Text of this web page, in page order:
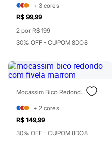
Pijamas
Moda praia
Personagens
Plus size
Blusas e Camisetas
Camisas
Casacos e Jaquetas
Jeans
Moda esportiva
Todos os produtos
Infantil
Em alta
Arrumadinho para os meninos
+ 3 cores
R$ 99,99
2 por R$ 199
30% OFF - CUPOM 8DO8
Mocassim Bico Redondo Com Fivela Marrom
+ 2 cores
R$ 149,99
30% OFF - CUPOM 8DO8